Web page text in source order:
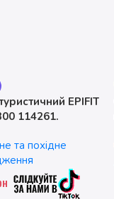
EPIFIT
114261.
та похідне